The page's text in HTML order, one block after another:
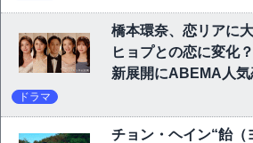
橋本環奈、恋リアに
ヒョプとの恋に変化
新展開にABEMA人
ドラマ
チョン・ヘイン“飴（